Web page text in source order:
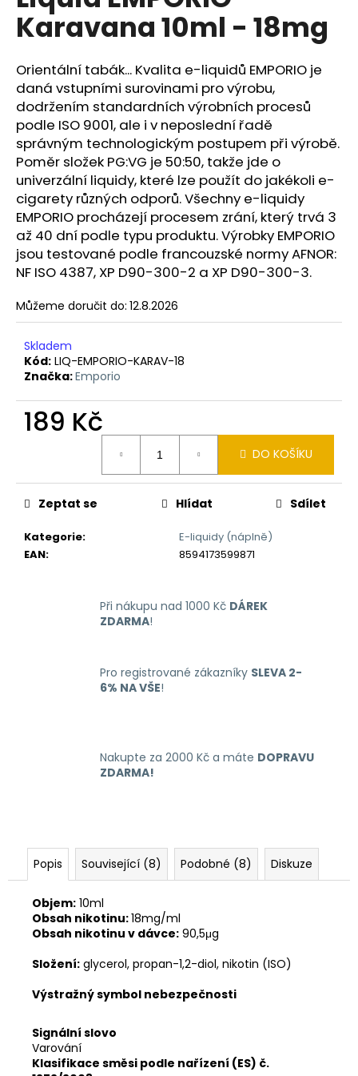
0,0
hvězdiček.
Karavana 10ml - 18mg
Orientální tabák... Kvalita e-liquidů EMPORIO je
daná vstupními surovinami pro výrobu,
dodržením standardních výrobních procesů
podle ISO 9001, ale i v neposlední řadě
správným technologickým postupem při výrobě.
Poměr složek PG:VG je 50:50, takže jde o
univerzální liquidy, které lze použít do jakékoli e-
cigarety různých odporů. Všechny e-liquidy
EMPORIO procházejí procesem zrání, který trvá 3
až 40 dní podle typu produktu. Výrobky EMPORIO
jsou testované podle francouzské normy AFNOR:
NF ISO 4387, XP D90-300-2 a XP D90-300-3.
Můžeme doručit do: 12.8.2026
Skladem
Kód: LIQ-EMPORIO-KARAV-18
Značka:Emporio
189 Kč
DO KOŠÍKU
Kategorie:
E-liquidy (náplně)
EAN: 8594173599871
Zeptat se Hlídat Sdílet
Při nákupu nad 1000 Kč DÁREK
ZDARMA!
Pro registrované zákazníky SLEVA 2-
6% NA VŠE!
Nakupte za 2000 Kč a máte DOPRAVU
ZDARMA!
Popis Související (8) Podobné (8) Diskuze
Objem: 10ml
Obsah nikotinu:18mg/ml
Obsah nikotinu v dávce: 90,5μg
Složení: glycerol, propan-1,2-diol, nikotin (ISO)
Výstražný symbol nebezpečnosti
Signální slovo
Varování
Klasifikace směsi podle nařízení (ES) č.
a
j
í
t
?
HLEDAT
D
o
o
r
u
č
u
j
e
m
RITCHY
DUO
ELEKTRONICKÁ
CIGARETA
1000MAH